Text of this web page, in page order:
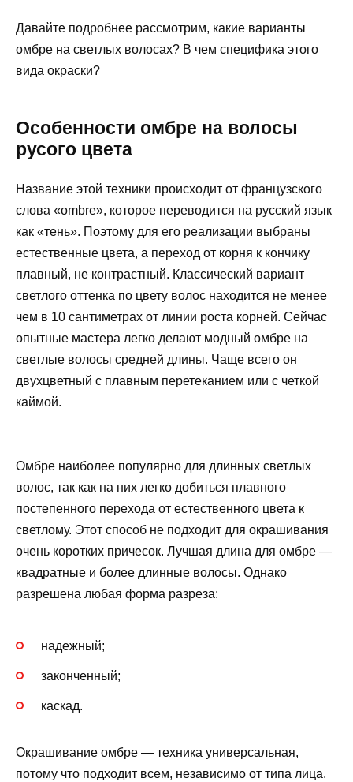
Давайте подробнее рассмотрим, какие варианты
омбре на светлых волосах? В чем специфика этого
вида окраски?
Особенности омбре на волосы
русого цвета
Название этой техники происходит от французского
слова «ombre», которое переводится на русский язык
как «тень». Поэтому для его реализации выбраны
естественные цвета, а переход от корня к кончику
плавный, не контрастный. Классический вариант
светлого оттенка по цвету волос находится не менее
чем в 10 сантиметрах от линии роста корней. Сейчас
опытные мастера легко делают модный омбре на
светлые волосы средней длины. Чаще всего он
двухцветный с плавным перетеканием или с четкой
каймой.
Омбре наиболее популярно для длинных светлых
волос, так как на них легко добиться плавного
постепенного перехода от естественного цвета к
светлому. Этот способ не подходит для окрашивания
очень коротких причесок. Лучшая длина для омбре —
квадратные и более длинные волосы. Однако
разрешена любая форма разреза:
надежный;
законченный;
каскад.
Окрашивание омбре — техника универсальная,
потому что подходит всем, независимо от типа лица.